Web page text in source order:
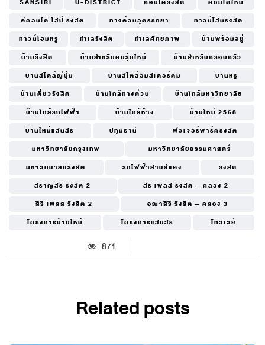
SANSIRI U-DISTRICT คอนโดรังสิต
คอนโดใหม่
ดีคอนโด ไฮป์ รังสิต
ทางด่วนอุดรรัถยา
ทาวน์โฮมรังสิต
ทาวน์โฮมหรู
ทำเลรังสิต ทำเลศักยภาพ
บ้านพร้อมอยู่
บ้านรังสิต
บ้านสำหรับคนรุ่นใหม่
บ้านสำหรับครอบครัว
บ้านสไตล์ญี่ปุ่น
บ้านสไตล์อัมสเตอร์ดัม
บ้านหรู
บ้านเดี่ยวรังสิต
บ้านใกล้ทางด่วน
บ้านใกล้มหาวิทยาลัย
บ้านใกล้รถไฟฟ้า
บ้านใกล้ห้าง
บ้านใหม่ 2568
บ้านใหม่แสนสิริ
ปทุมธานี
ฟิวเจอร์พาร์ครังสิต
มหาวิทยาลัยกรุงเทพ
มหาวิทยาลัยธรรมศาสตร์
มหาวิทยาลัยรังสิต
รถไฟฟ้าสายสีแดง
รังสิต
สราญสิริ รังสิต 2
สิริ เพลส รังสิต – คลอง 2
สิริ เพลส รังสิต 2
อณาสิริ รังสิต – คลอง 3
โครงการบ้านใหม่
โครงการแสนสิริ โทลเวย์
871
Related posts